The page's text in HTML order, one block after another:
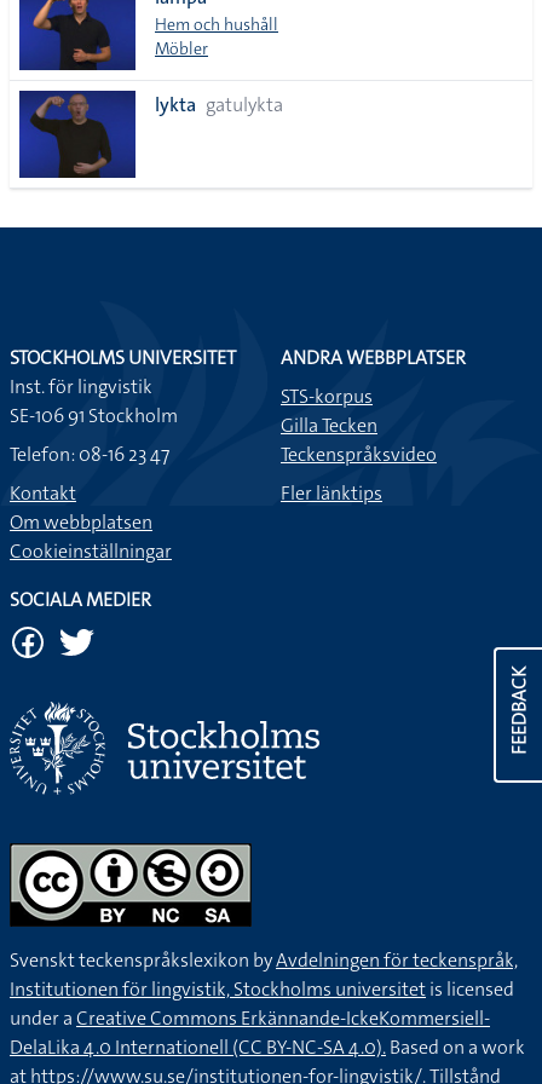
lista
Hem och hushåll
Möbler
lykta gatulykta
FEEDBACK
STOCKHOLMS UNIVERSITET
Inst. för lingvistik
SE-106 91 Stockholm
Telefon: 08-16 23 47
Kontakt
Om webbplatsen
Cookieinställningar
ANDRA WEBBPLATSER
STS-korpus
Gilla Tecken
Teckenspråksvideo
Fler länktips
SOCIALA MEDIER
Svenskt teckenspråkslexikon byAvdelningen för teckenspråk,
Institutionen för lingvistik, Stockholms universitetis licensed
under aCreative Commons Erkännande-IckeKommersiell-
DelaLika 4.0 Internationell (CC BY-NC-SA 4.0).Based on a work
athttps://www.su.se/institutionen-for-lingvistik/. Tillstånd